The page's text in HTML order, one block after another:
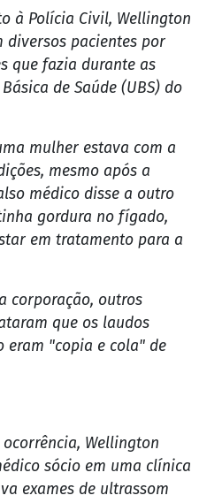
à Polícia Civil, Wellington
diversos pacientes por
que fazia durante as
de Saúde (UBS) do
mulher estava com a
mesmo após a
médico disse a outro
gordura no fígado,
em tratamento para a
corporação, outros
que os laudos
eram "copia e cola" de
Wellington
sócio em uma clínica
exames de ultrassom